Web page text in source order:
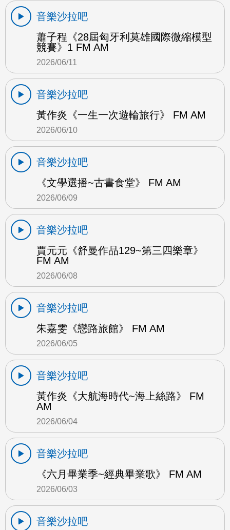
音樂沙拉吧
蕭子程《28屆匈牙利莫雄國際微縮模型
競賽》1 FM AM
2026/06/11
音樂沙拉吧
黃作炎《一生一次遊輪旅行》 FM AM
2026/06/10
音樂沙拉吧
《文學選播~古書食堂》 FM AM
2026/06/09
音樂沙拉吧
賈元元《舒曼作品129~第三四樂章》
FM AM
2026/06/08
音樂沙拉吧
朱嘉雯《戀路旅館》 FM AM
2026/06/05
音樂沙拉吧
黃作炎《大航海時代~海上絲路》 FM
AM
2026/06/04
音樂沙拉吧
《六月畢業季~經典畢業歌》 FM AM
2026/06/03
音樂沙拉吧